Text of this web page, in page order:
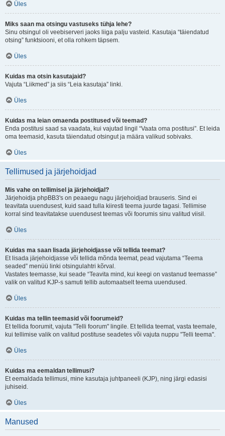
Üles
Miks saan ma otsingu vastuseks tühja lehe?
Sinu otsingul oli veebiserveri jaoks liiga palju vasteid. Kasutaja “täiendatud
otsing” funktsiooni, et olla rohkem täpsem.
Üles
Kuidas ma otsin kasutajaid?
Vajuta “Liikmed” ja siis “Leia kasutaja” linki.
Üles
Kuidas ma leian omaenda postitused või teemad?
Enda postitusi saad sa vaadata, kui vajutad lingil “Vaata oma postitusi”. Et leida
oma teemasid, kasuta täiendatud otsingut ja määra valikud sobivaks.
Üles
Tellimused ja järjehoidjad
Mis vahe on tellimisel ja järjehoidjal?
Järjehoidja phpBB3's on peaaegu nagu järjehoidjad brauseris. Sind ei
teavitata uuendusest, kuid saad tulla kiiresti teema juurde tagasi. Tellimise
korral sind teavitatakse uuendusest teemas või foorumis sinu valitud viisil.
Üles
Kuidas ma saan lisada järjehoidjasse või tellida teemat?
Et lisada järjehoidjasse või tellida mõnda teemat, pead vajutama “Teema
seaded” menüü linki otsingulahtri kõrval.
Vastates teemasse, kui seade “Teavita mind, kui keegi on vastanud teemasse”
valik on valitud KJP-s samuti tellib automaatselt teema uuendused.
Üles
Kuidas ma tellin teemasid või foorumeid?
Et tellida foorumit, vajuta "Telli foorum" lingile. Et tellida teemat, vasta teemale,
kui tellimise valik on valitud postituse seadetes või vajuta nuppu "Telli teema".
Üles
Kuidas ma eemaldan tellimusi?
Et eemaldada tellimusi, mine kasutaja juhtpaneeli (KJP), ning järgi edasisi
juhiseid.
Üles
Manused